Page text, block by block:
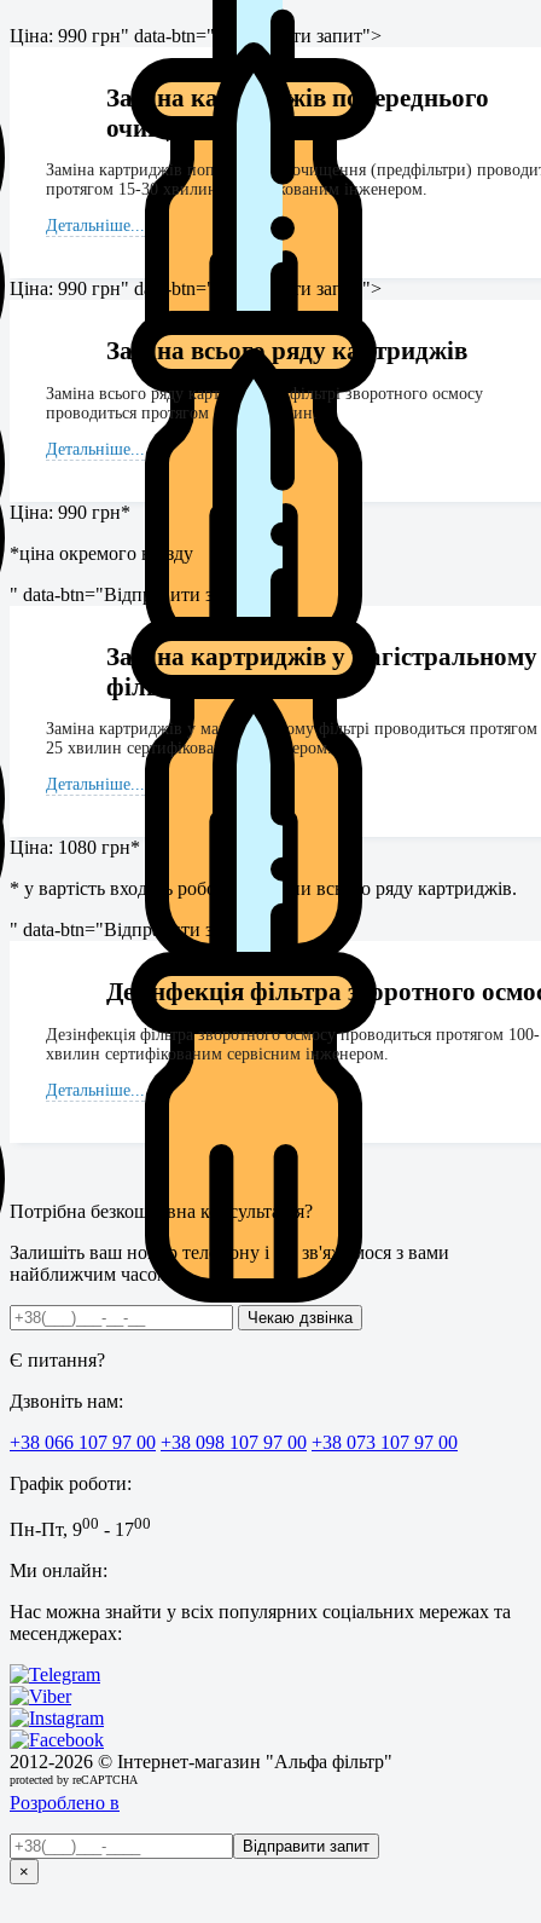
Ціна: 990 грн" data-btn="Відправити запит">
Заміна картриджів попереднього
очищення
Заміна картриджів попереднього очищення (предфільтри)
протягом 15-30 хвилин сертифікованим інженером.
Детальніше...
Ціна: 990 грн" data-btn="Відправити запит">
Заміна всього ряду картриджів
Заміна всього ряду картриджів у фільтрі зворотного осмосу
проводиться протягом 45-60 хвилин.
Детальніше...
Ціна: 990 грн*
*ціна окремого виїзду
" data-btn="Відправити запит">
Заміна картриджів у магістральному
фільтрі
Заміна картриджів у магістральному фільтрі проводиться
25 хвилин сертифікованим інженером.
Детальніше...
Ціна: 1080 грн*
* у вартість входять роботи із заміни всього ряду картриджів.
" data-btn="Відправити запит">
Дезінфекція фільтра зворотного
Дезінфекція фільтра зворотного осмосу проводиться протягом
хвилин сертифікованим сервісним інженером.
Детальніше...
Потрібна безкоштовна консультація?
Залишіть ваш номер телефону і ми зв'яжемося з вами
найближчим часом!
Є питання?
Дзвоніть нам:
+38 066 107 97 00 +38 098 107 97 00 +38 073 107 97 00
Графік роботи:
Пн-Пт, 900 - 1700
Ми онлайн:
Нас можна знайти у всіх популярних соціальних мережах та
месенджерах:
2012-2026 © Інтернет-магазин "Альфа фільтр"
protected by reCAPTCHA
Розроблено в
×